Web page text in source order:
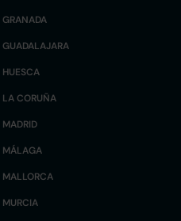
GRANADA
GUADALAJARA
HUESCA
LA CORUÑA
MADRID
MÁLAGA
MALLORCA
MURCIA